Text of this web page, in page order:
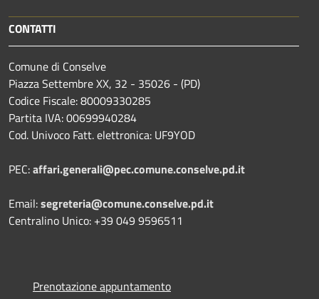
CONTATTI
Comune di Conselve
Piazza Settembre XX, 32 - 35026 - (PD)
Codice Fiscale: 80009330285
Partita IVA: 00699940284
Cod. Univoco Fatt. elettronica: UF9YOD
PEC:affari.generali@pec.comune.conselve.pd.it
Email:segreteria@comune.conselve.pd.it
Centralino Unico: +39 049 9596511
Prenotazione appuntamento